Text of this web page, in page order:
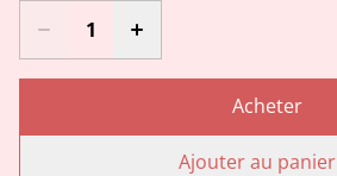
Acheter
Ajouter au panier